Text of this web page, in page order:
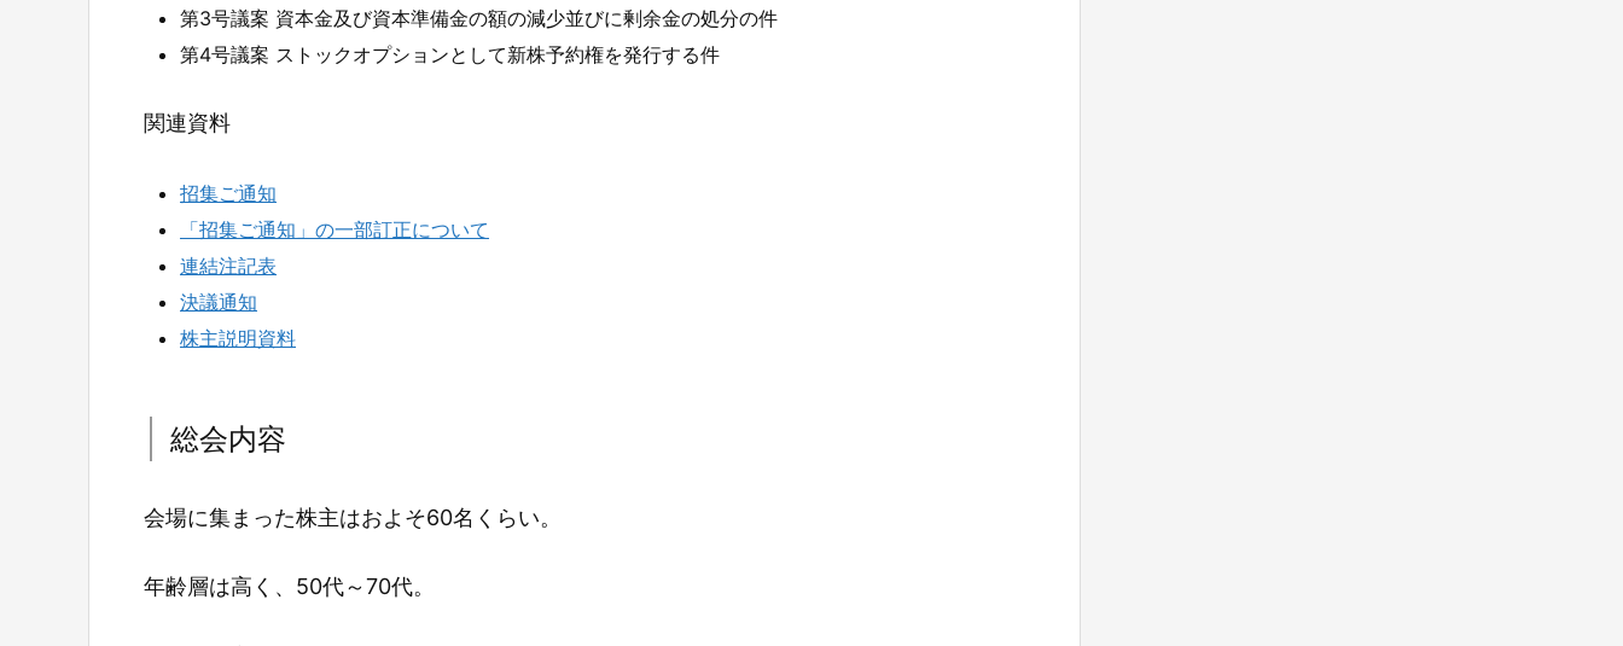
第3号議案 資本金及び資本準備金の額の減少並びに剰余金の処分の件
第4号議案 ストックオプションとして新株予約権を発行する件
関連資料
招集ご通知
「招集ご通知」の一部訂正について
連結注記表
決議通知
株主説明資料
総会内容
会場に集まった株主はおよそ60名くらい。
年齢層は高く、50代～70代。